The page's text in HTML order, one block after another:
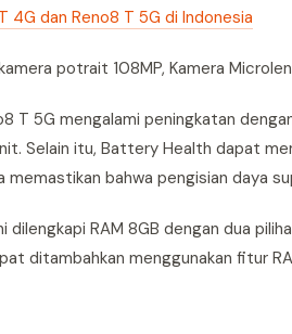
4G dan Reno8 T 5G di Indonesia
potrait 108MP, Kamera
T 5G mengalami peningkatan
Selain itu, Battery Health dapat
bahwa pengisian daya
dilengkapi RAM 8GB dengan dua
ditambahkan menggunakan fitur